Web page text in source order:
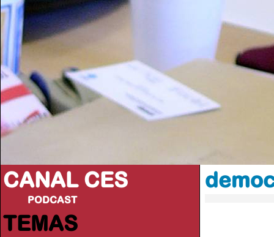
CANAL CES
PODCAST
TEMAS